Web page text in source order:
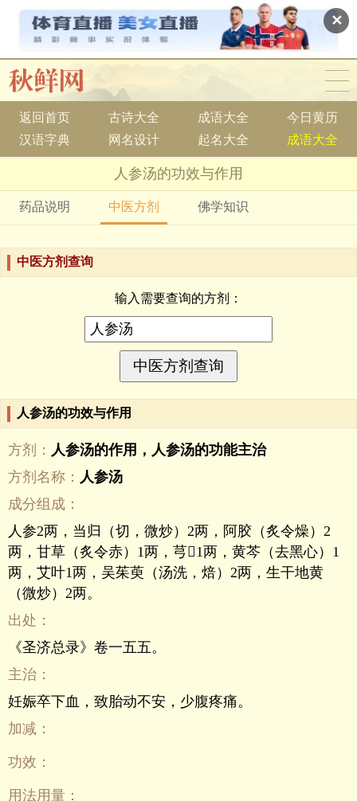
✕
返回首页 古诗大全 成语大全
今日黄历
汉语字典
网名设计 起名大全 成语大全
人参汤的功效与作用
药品说明 中医方剂 佛学知识
中医方剂查询
输入需要查询的方剂：
人参汤的功效与作用
方剂： 人参汤的作用，人参汤的功能主治
方剂名称： 人参汤
成分组成：
人参2两，当归（切，微炒）2两，阿胶（炙令燥）2
两，甘草（炙令赤）1两，芎1两，黄芩（去黑心）1
两，艾叶1两，吴茱萸（汤洗，焙）2两，生干地黄
（微炒）2两。
出处：
《圣济总录》卷一五五。
主治：
妊娠卒下血，致胎动不安，少腹疼痛。
加减：
功效：
用法用量：